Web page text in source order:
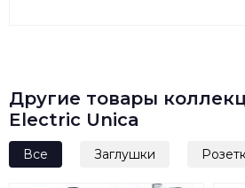
Другие товары
Electric Unica
Все Заглушки